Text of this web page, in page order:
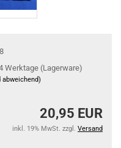
Werktage (Lagerware)
abweichend)
20,95 EUR
inkl. 19% MwSt. zzgl. Versand